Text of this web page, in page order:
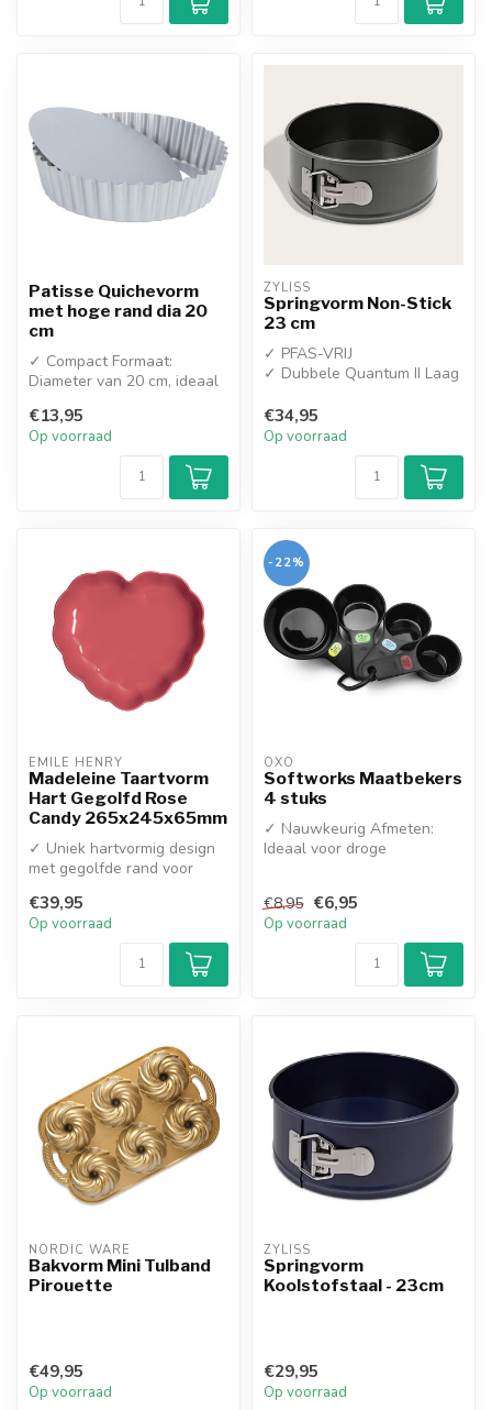
Patisse Quichevorm
met hoge rand dia 20
cm
✓ Compact Formaat:
Diameter van 20 cm, ideaal
✓ Hoge Rand:...
€13,95
Op voorraad
ZYLISS
Springvorm Non-Stick
23 cm
✓ PFAS-VRIJ
✓ Dubbele Quantum II Laag
€34,95
Op voorraad
EMILE HENRY
Madeleine Taartvorm
Hart Gegolfd Rose
Candy 265x245x65mm
✓ Uniek hartvormig design
met gegolfde rand voor
✓ Hoogwaar...
€39,95
Op voorraad
-22%
OXO
Softworks Maatbekers
4 stuks
✓ Nauwkeurig Afmeten:
Ideaal voor droge
€8,95 €6,95
Op voorraad
NORDIC WARE
Bakvorm Mini Tulband
Pirouette
€49,95
Op voorraad
ZYLISS
Springvorm
Koolstofstaal - 23cm
€29,95
Op voorraad